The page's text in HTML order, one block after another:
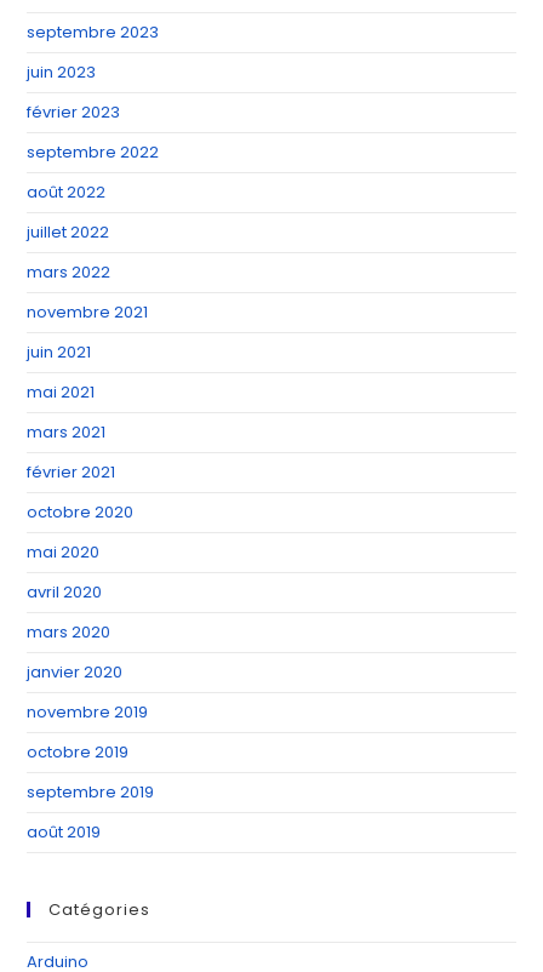
septembre 2023
juin 2023
février 2023
septembre 2022
août 2022
juillet 2022
mars 2022
novembre 2021
juin 2021
mai 2021
mars 2021
février 2021
octobre 2020
mai 2020
avril 2020
mars 2020
janvier 2020
novembre 2019
octobre 2019
septembre 2019
août 2019
Catégories
Arduino